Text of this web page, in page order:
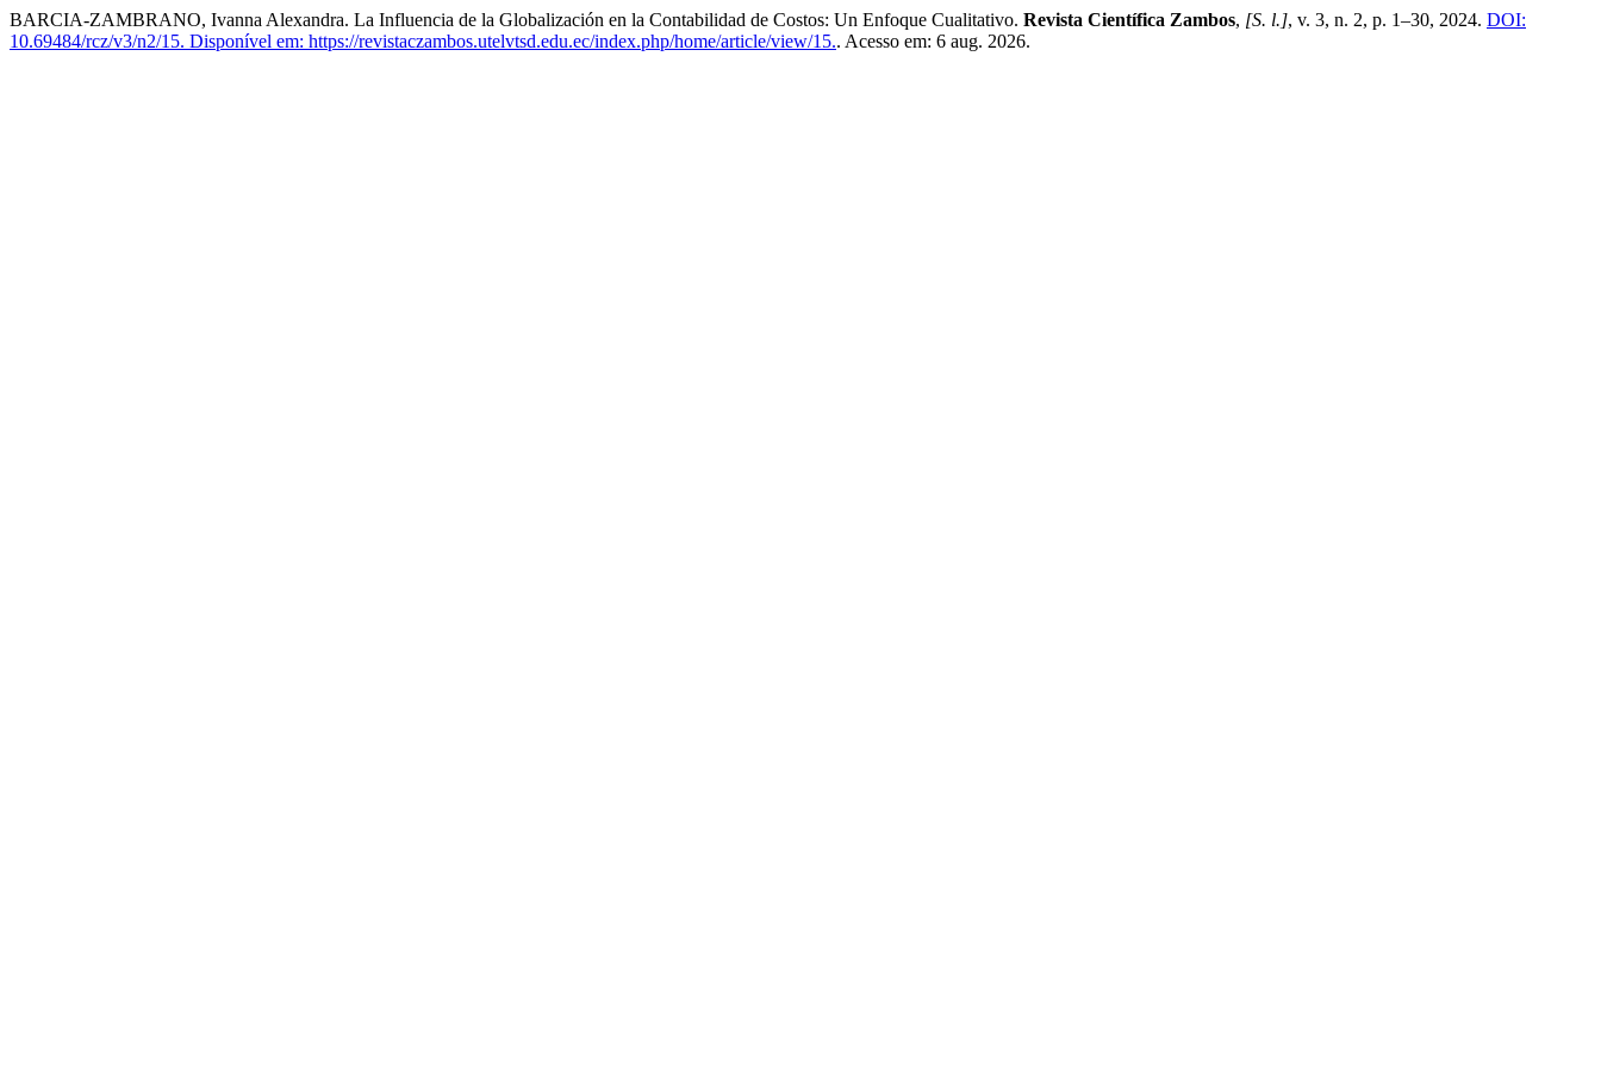
BARCIA-ZAMBRANO, Ivanna Alexandra. La Influencia de la Globalización en la Contabilidad de Costos: Un Enfoque Cualitativo. Revista Científica Zambos, [S. l.], v. 3, n. 2, p. 1–30, 2024. DOI:
10.69484/rcz/v3/n2/15. Disponível em: https://revistaczambos.utelvtsd.edu.ec/index.php/home/article/view/15.. Acesso em: 6 aug. 2026.